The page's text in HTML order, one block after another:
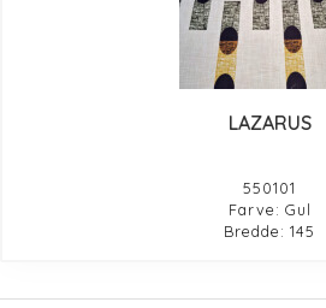
LAZARUS
550101
Farve: Gul
Bredde: 145